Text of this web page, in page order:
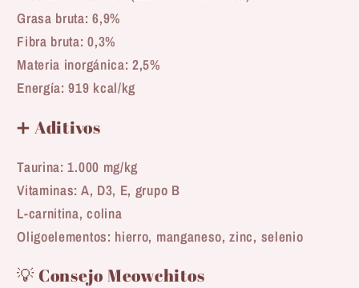
Grasa bruta: 6,9%
Fibra bruta: 0,3%
Materia inorgánica: 2,5%
Energía: 919 kcal/kg
➕ Aditivos
Taurina: 1.000 mg/kg
Vitaminas: A, D3, E, grupo B
L-carnitina, colina
Oligoelementos: hierro, manganeso, zinc, selenio
💡 Consejo Meowchitos